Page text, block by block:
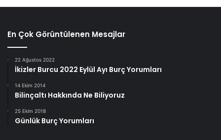
En Çok Görüntülenen Mesajlar
22 Ağustos 2022
İkizler Burcu 2022 Eylül Ayı Burç Yorumları
14 Ekim 2014
Bilinçaltı Hakkında Ne Biliyoruz
25 Ekim 2018
Günlük Burç Yorumları